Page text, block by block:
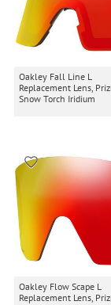
Oakley Fall Line L
Replacement Lens,
Snow Torch Iridium
Oakley Flow Scape L
Replacement Lens,